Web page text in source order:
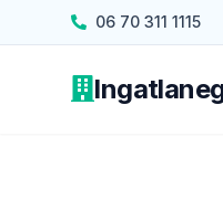
06 70 311 1115